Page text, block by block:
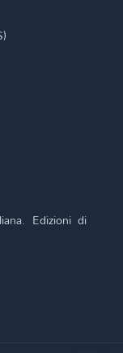
Edizioni di